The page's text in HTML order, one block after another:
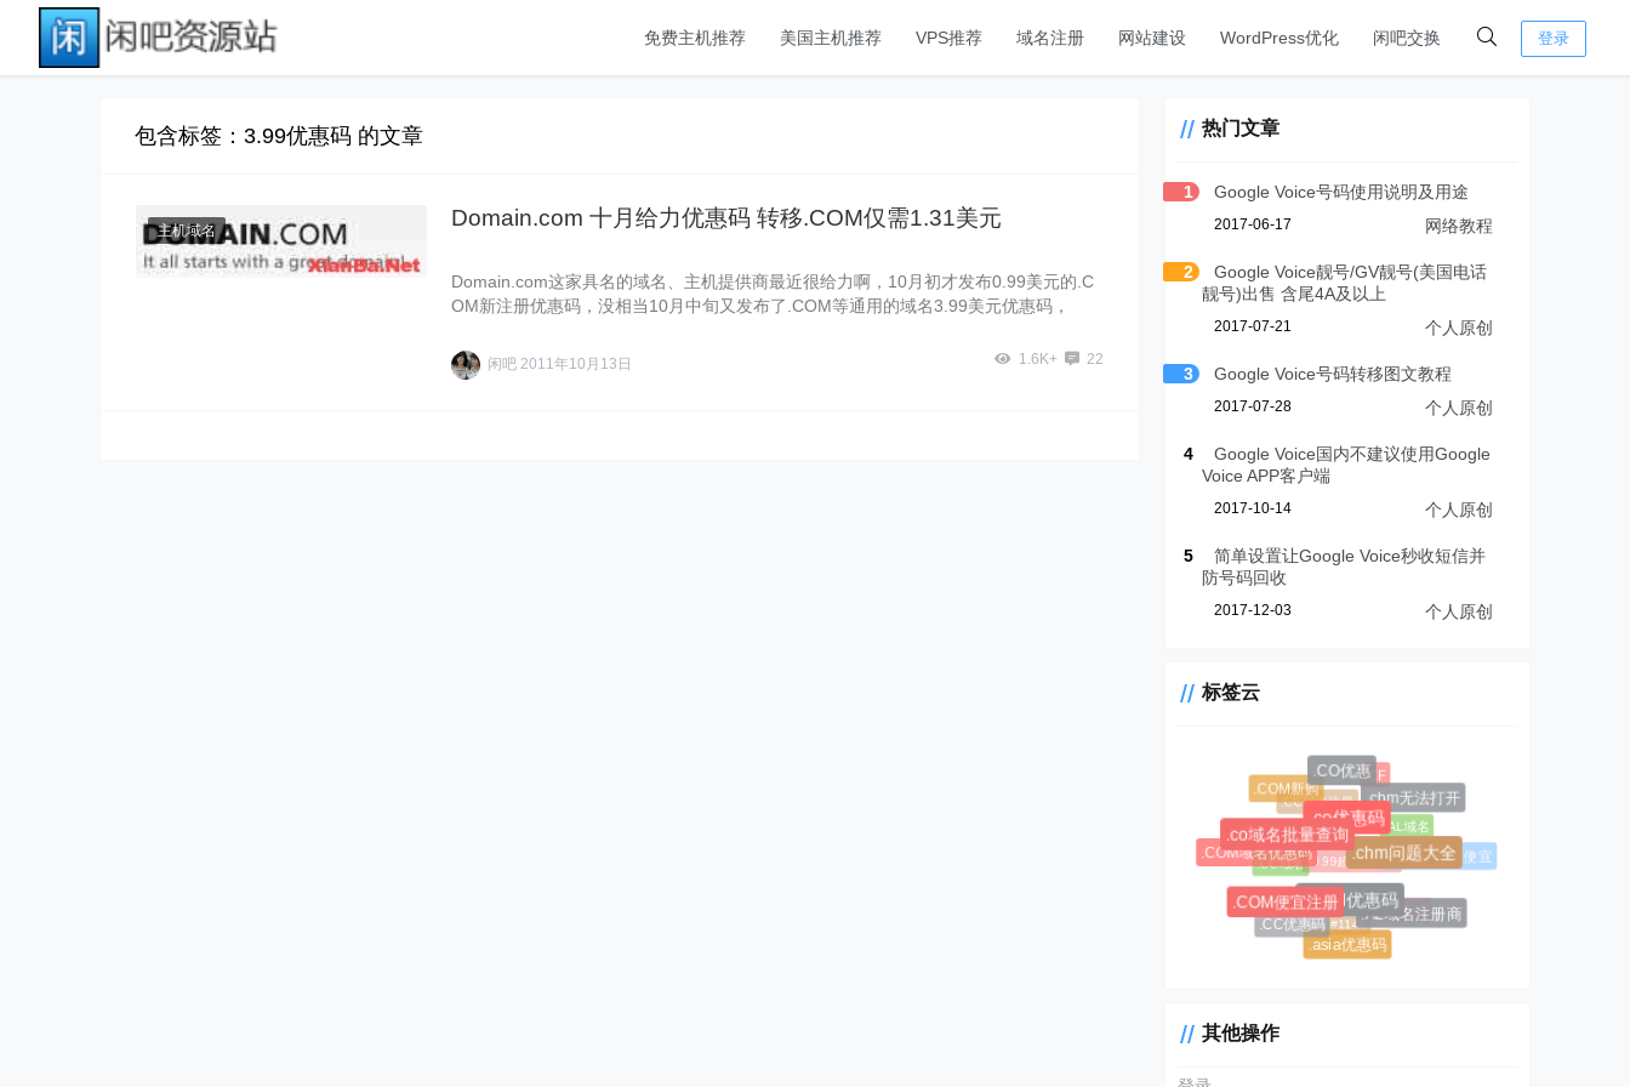
免费主机推荐 美国主机推荐 VPS推荐 域名注册 网站建设 WordPress优化 闲吧交换 登录
包含标签：3.99优惠码 的文章
主机域名 Domain.com 十月给力优惠码 转移.COM仅需1.31美元
Domain.com这家具名的域名、主机提供商最近很给力啊，10月初才发布0.99美元的.C
OM新注册优惠码，没相当10月中旬又发布了.COM等通用的域名3.99美元优惠码，
闲吧 2011年10月13日 1.6K+ 22
热门文章
1 Google Voice号码使用说明及用途
2017-06-17 网络教程
2
Google Voice靓号/GV靓号(美国电话
靓号)出售 含尾4A及以上
2017-07-21 个人原创
3 Google Voice号码转移图文教程
2017-07-28 个人原创
4
Google Voice国内不建议使用Google
Voice APP客户端
2017-10-14 个人原创
5
简单设置让Google Voice秒收短信并
防号码回收
2017-12-03 个人原创
标签云
#1045
#1146
$0.99超级优惠码
.AL域名
.AL域名哪里便宜
.AL域名注册商
.asia优惠码
.CC优惠码
.CC域名
.CC域名注册
.CF
.chm无法打开
.chm问题大全
.COM优惠码
.COM便宜注册
.COM域名优惠码
.COM新购
.CO优惠
.co优惠码
.co域名批量查询
其他操作